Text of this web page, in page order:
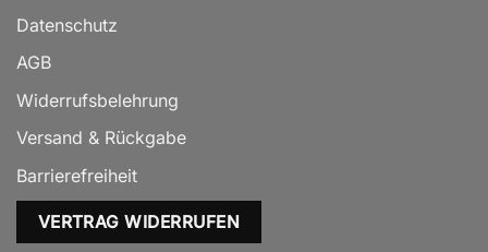
Datenschutz
AGB
Widerrufsbelehrung
Versand & Rückgabe
Barrierefreiheit
VERTRAG WIDERRUFEN